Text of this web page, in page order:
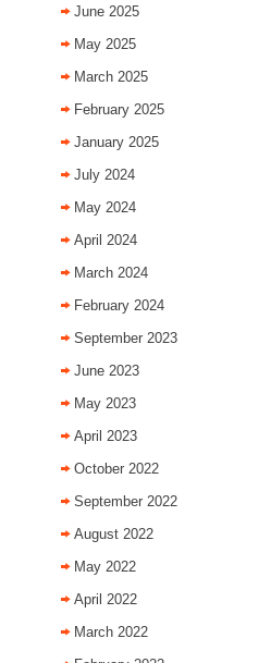
June 2025
May 2025
March 2025
February 2025
January 2025
July 2024
May 2024
April 2024
March 2024
February 2024
September 2023
June 2023
May 2023
April 2023
October 2022
September 2022
August 2022
May 2022
April 2022
March 2022